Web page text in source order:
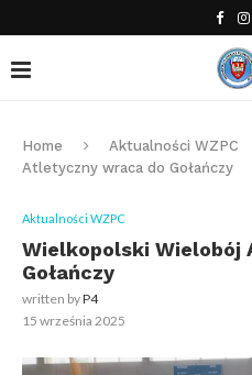
Home Aktualności WZPC
Atletyczny wraca do Gołańczy
Aktualności WZPC
Wielkopolski Wielobój
Gołańczy
written byP4
15 września 2025